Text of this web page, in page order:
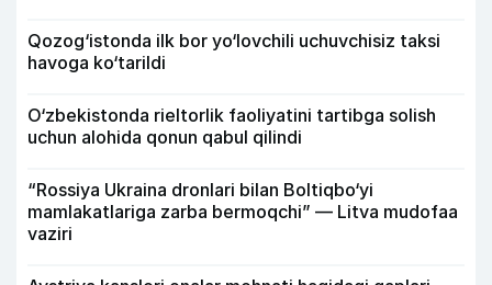
Qozog‘istonda ilk bor yo‘lovchili uchuvchisiz taksi
havoga ko‘tarildi
O‘zbekistonda rieltorlik faoliyatini tartibga solish
uchun alohida qonun qabul qilindi
“Rossiya Ukraina dronlari bilan Boltiqbo‘yi
mamlakatlariga zarba bermoqchi” — Litva mudofaa
vaziri